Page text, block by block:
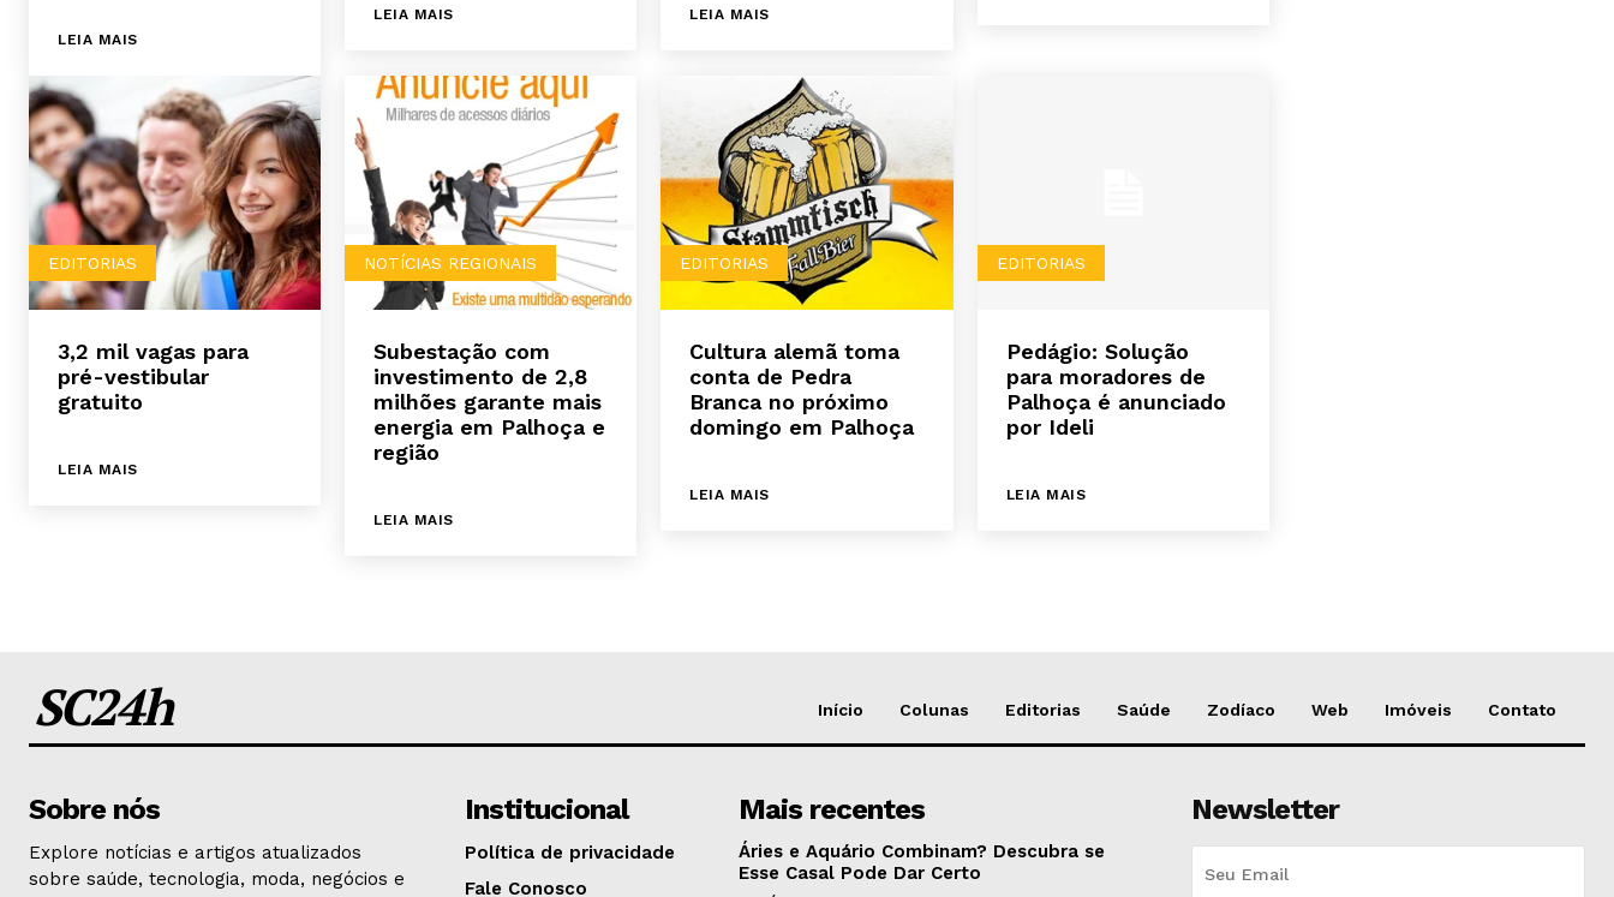
LEIA MAIS
LEIA MAIS LEIA MAIS
EDITORIAS
3,2 mil vagas para
pré-vestibular
gratuito
LEIA MAIS
NOTÍCIAS REGIONAIS
Subestação com
investimento de 2,8
milhões garante mais
energia em Palhoça e
região
LEIA MAIS
EDITORIAS
Cultura alemã toma
conta de Pedra
Branca no próximo
domingo em Palhoça
LEIA MAIS
EDITORIAS
Pedágio: Solução
para moradores de
Palhoça é anunciado
por Ideli
LEIA MAIS
SC24h Início Colunas Editorias Saúde Zodíaco Web Imóveis Contato
Sobre nós
Explore notícias e artigos atualizados
sobre saúde, tecnologia, moda, negócios e
Institucional
Política de privacidade
Fale Conosco
Mais recentes
Áries e Aquário Combinam? Descubra se
Esse Casal Pode Dar Certo
Newsletter